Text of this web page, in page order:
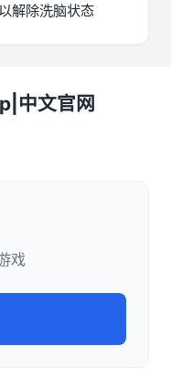
解除洗脑状态
中文官网
戏